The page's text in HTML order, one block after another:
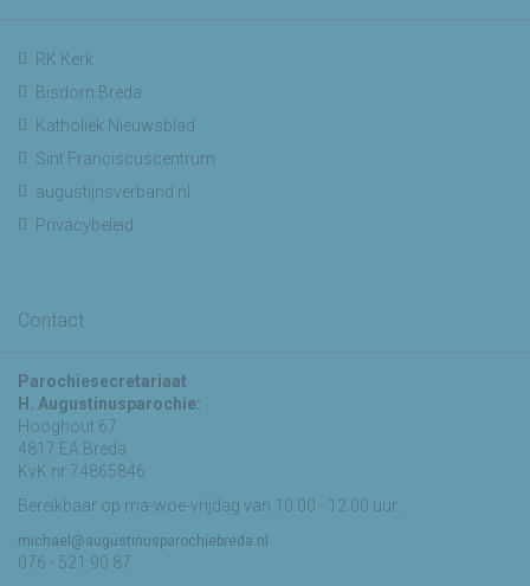
RK Kerk
Bisdom Breda
Katholiek Nieuwsblad
Sint Franciscuscentrum
augustijnsverband.nl
Privacybeleid
Contact
Parochiesecretariaat
H. Augustinusparochie:
Hooghout 67
4817 EA Breda
KvK nr 74865846
Bereikbaar op ma-woe-vrijdag van 10.00 - 12.00 uur.
michael@augustinusparochiebreda.nl
076 - 521 90 87